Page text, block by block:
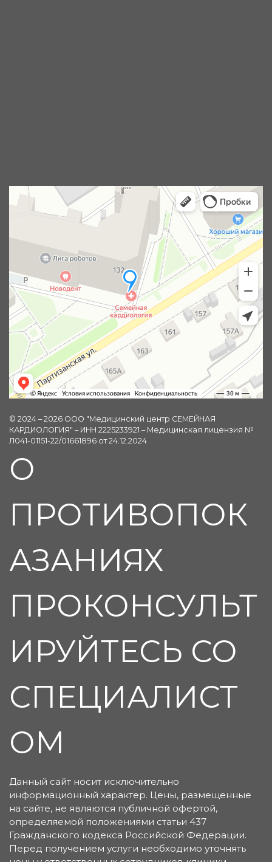
© 2024 – 2026 ООО "Медицинский центр СЕМЕЙНАЯ
КАРДИОЛОГИЯ" – ИНН 2225233921 – Медицинская лицензия №
Л041-01151-22/01661896 от 24.12.2024
О
ПРОТИВОПОК
АЗАНИЯХ
ПРОКОНСУЛЬТ
ИРУЙТЕСЬ СО
СПЕЦИАЛИСТ
ОМ
Данный сайт носит исключительно
информационный характер. Цены, размещенные
на сайте, не являются публичной офертой,
определяемой положениями статьи 437
Гражданского кодекса Российской Федерации.
Перед получением услуги необходимо уточнять